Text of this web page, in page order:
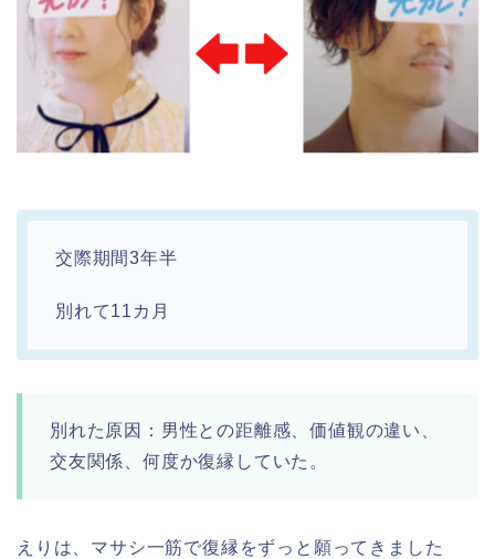
交際期間3年半
別れて11カ月
別れた原因：男性との距離感、価値観の違い、
交友関係、何度か復縁していた。
えりは、マサシ一筋で復縁をずっと願ってきました